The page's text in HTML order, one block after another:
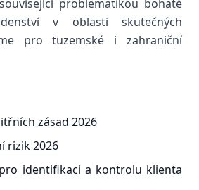
problematikou bohaté
v oblasti skutečných
pro tuzemské i zahraniční
zásad 2026
rizik 2026
identifikaci a kontrolu klienta